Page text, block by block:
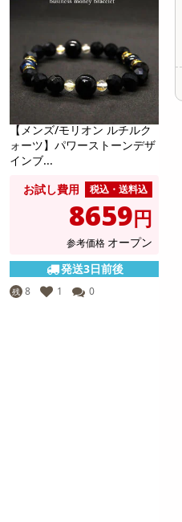
【メンズ/モリオン ルチルク
ォーツ】パワーストーンデザ
インブ...
お試し費用
税込・送料込
8659円
参考価格 オープン
発送3日前後
残 8 1 0